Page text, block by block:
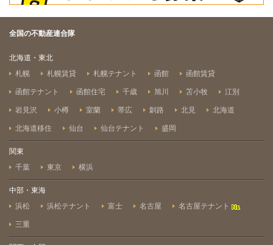
全国の不動産連合隊
北海道・東北
札幌
札幌賃貸 札幌テナント 函館 函館賃貸
函館テナント 函館住宅 千歳 旭川 苫小牧 江別
岩見沢 小樽 室蘭 帯広 釧路 北見 北海道
北海道移住 仙台 仙台テナント 盛岡
関東
千葉
東京 横浜
中部・東海
浜松
浜松テナント 富士 名古屋 名古屋テナント
三重